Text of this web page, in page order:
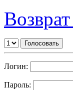
Логин:
Пароль: